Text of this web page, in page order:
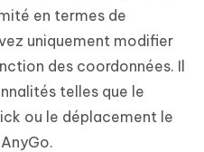
en termes de
uniquement modifier
des coordonnées. Il
telles que le
ou le déplacement le